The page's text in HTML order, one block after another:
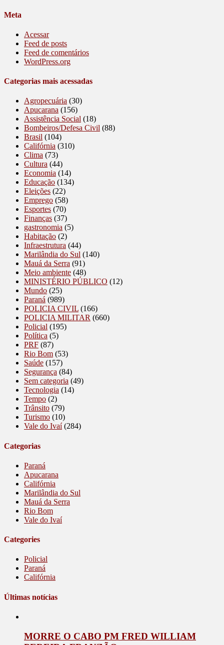
Meta
Acessar
Feed de posts
Feed de comentários
WordPress.org
Categorias mais acessadas
Agropecuária (30)
Apucarana (156)
Assistência Social (18)
Bombeiros/Defesa Civil (88)
Brasil (104)
Califórnia (310)
Clima (73)
Cultura (44)
Economia (14)
Educação (134)
Eleições (22)
Emprego (58)
Esportes (70)
Finanças (37)
gastronomia (5)
Habitação (2)
Infraestrutura (44)
Marilândia do Sul (140)
Mauá da Serra (91)
Meio ambiente (48)
MINISTÉRIO PÚBLICO (12)
Mundo (25)
Paraná (989)
POLICIA CIVIL (166)
POLICIA MILITAR (660)
Policial (195)
Política (5)
PRF (87)
Rio Bom (53)
Saúde (157)
Segurança (84)
Sem categoria (49)
Tecnologia (14)
Tempo (2)
Trânsito (79)
Turismo (10)
Vale do Ivaí(284)
Categorias
Paraná
Apucarana
Califórnia
Marilândia do Sul
Mauá da Serra
Rio Bom
Vale do Ivaí
Categories
Policial
Paraná
Califórnia
Últimas notícias
MORRE O CABO PM FRED WILLIAM